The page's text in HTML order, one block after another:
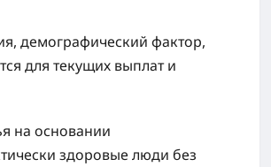
демографический фактор,
для текущих выплат и
на основании
здоровые люди без